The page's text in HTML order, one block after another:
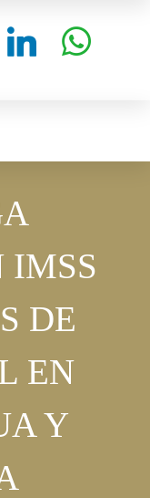
linkedin whatsapp
visibility.
IMSS
DE
EN
Y